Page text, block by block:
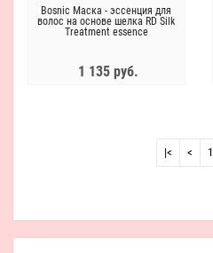
Bosnic Маска - эссенция для
волос на основе шелка RD Silk
Treatment essence
1 135 руб.
|< < 1